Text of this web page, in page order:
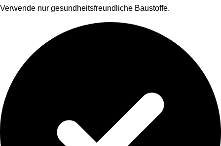
Verwende nur gesundheitsfreundliche Baustoffe.